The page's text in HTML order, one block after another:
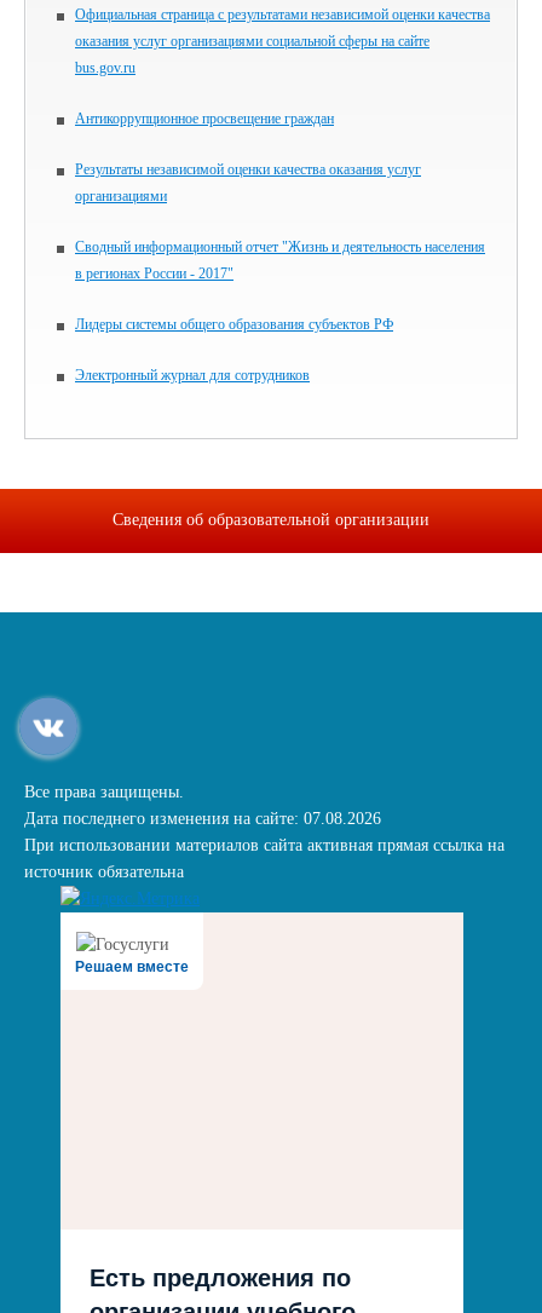
Официальная страница с результатами независимой оценки качества
оказания услуг организациями социальной сферы на сайте
bus.gov.ru
Антикоррупционное просвещение граждан
Результаты независимой оценки качества оказания услуг
организациями
Сводный информационный отчет "Жизнь и деятельность населения
в регионах России - 2017"
Лидеры системы общего образования субъектов РФ
Электронный журнал для сотрудников
Сведения об образовательной организации
Все права защищены.
Дата последнего изменения на сайте: 07.08.2026
При использовании материалов сайта активная прямая ссылка на
источник обязательна
Решаем вместе
Есть предложения по